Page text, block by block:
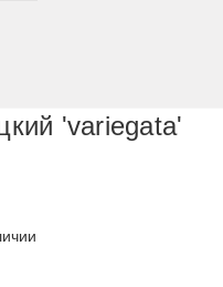
'variegata'